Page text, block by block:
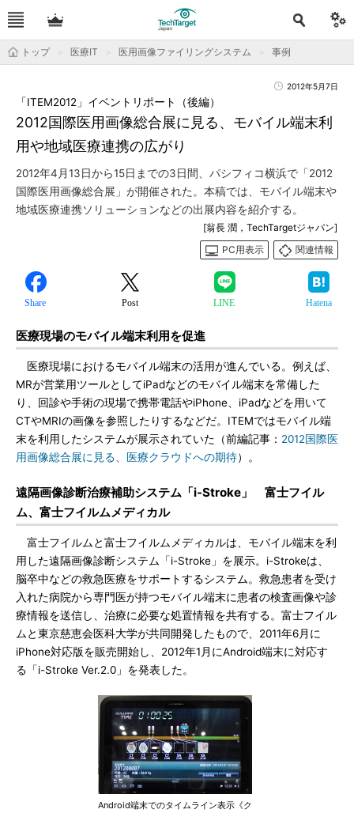
トップ 医療IT 医用画像ファイリングシステム 事例
2012年5月7日
2012国際医用画像総合展に見る、モバイル端末利
用や地域医療連携の広がり
「ITEM2012」イベントリポート（後編）
2012年4月13日から15日までの3日間、パシフィコ横浜で「2012
国際医用画像総合展」が開催された。本稿では、モバイル端末や
地域医療連携ソリューションなどの出展内容を紹介する。
[翁長 潤，TechTargetジャパン]
PC用表示
関連情報
Share Post LINE Hatena
医療現場のモバイル端末利用を促進
医療現場におけるモバイル端末の活用が進んでいる。例えば、
MRが営業用ツールとしてiPadなどのモバイル端末を常備した
り、回診や手術の現場で携帯電話やiPhone、iPadなどを用いて
CTやMRIの画像を参照したりするなどだ。ITEMではモバイル端
末を利用したシステムが展示されていた（前編記事： 2012国際医
用画像総合展に見る、医療クラウドへの期待）。
遠隔画像診断治療補助システム「i-Stroke」 富士フイル
ム、富士フイルムメディカル
富士フイルムと富士フイルムメディカルは、モバイル端末を利
用した遠隔画像診断システム「i-Stroke」を展示。i-Strokeは、
脳卒中などの救急医療をサポートするシステム。救急患者を受け
入れた病院から専門医が持つモバイル端末に患者の検査画像や診
療情報を送信し、治療に必要な処置情報を共有する。富士フイル
ムと東京慈恵会医科大学が共同開発したもので、2011年6月に
iPhone対応版を販売開始し、2012年1月にAndroid端末に対応す
る「i-Stroke Ver.2.0」を発表した。
Android端末でのタイムライン表示《ク